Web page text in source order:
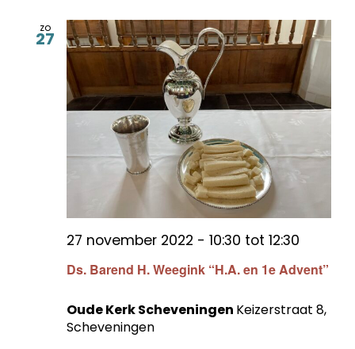
zo
27
Ds. Barend H. Weegink “H.A. en 1e Advent”
27 november 2022 - 10:30 tot 12:30
Oude Kerk Scheveningen Keizerstraat 8,
Scheveningen